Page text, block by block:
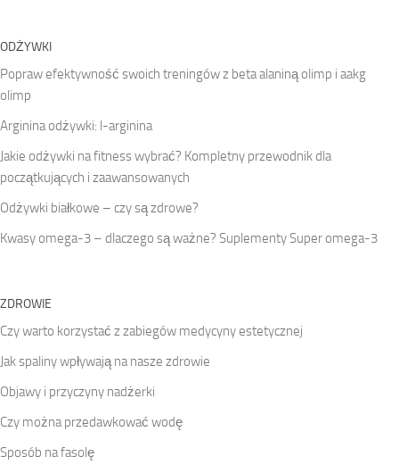
ODŻYWKI
Popraw efektywność swoich treningów z beta alaniną olimp i aakg
olimp
Arginina odżywki: l-arginina
Jakie odżywki na fitness wybrać? Kompletny przewodnik dla
początkujących i zaawansowanych
Odżywki białkowe – czy są zdrowe?
Kwasy omega-3 – dlaczego są ważne? Suplementy Super omega-3
ZDROWIE
Czy warto korzystać z zabiegów medycyny estetycznej
Jak spaliny wpływają na nasze zdrowie
Objawy i przyczyny nadżerki
Czy można przedawkować wodę
Sposób na fasolę